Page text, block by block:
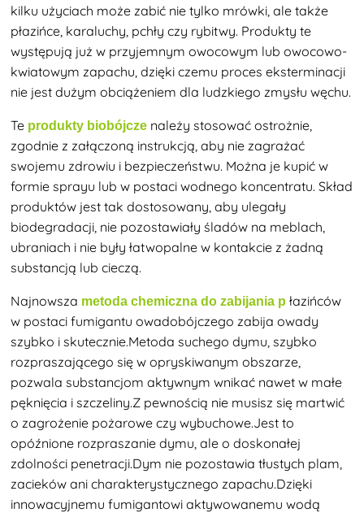
kilku użyciach może zabić nie tylko mrówki, ale także
płazińce, karaluchy, pchły czy rybitwy. Produkty te
występują już w przyjemnym owocowym lub owocowo-
kwiatowym zapachu, dzięki czemu proces eksterminacji
nie jest dużym obciążeniem dla ludzkiego zmysłu węchu.
Te produkty biobójcze należy stosować ostrożnie,
zgodnie z załączoną instrukcją, aby nie zagrażać
swojemu zdrowiu i bezpieczeństwu. Można je kupić w
formie sprayu lub w postaci wodnego koncentratu. Skład
produktów jest tak dostosowany, aby ulegały
biodegradacji, nie pozostawiały śladów na meblach,
ubraniach i nie były łatwopalne w kontakcie z żadną
substancją lub cieczą.
Najnowsza metoda chemiczna do zabijania p łazińców
w postaci fumigantu owadobójczego zabija owady
szybko i skutecznie.Metoda suchego dymu, szybko
rozpraszającego się w opryskiwanym obszarze,
pozwala substancjom aktywnym wnikać nawet w małe
pęknięcia i szczeliny.Z pewnością nie musisz się martwić
o zagrożenie pożarowe czy wybuchowe.Jest to
opóźnione rozpraszanie dymu, ale o doskonałej
zdolności penetracji.Dym nie pozostawia tłustych plam,
zacieków ani charakterystycznego zapachu.Dzięki
innowacyjnemu fumigantowi aktywowanemu wodą